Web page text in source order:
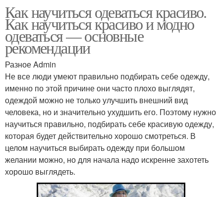
Как научиться одеваться красиво.
Как научиться красиво и модно
одеваться — основные
рекомендации
Разное Admin
Не все люди умеют правильно подбирать себе одежду,
именно по этой причине они часто плохо выглядят,
одеждой можно не только улучшить внешний вид
человека, но и значительно ухудшить его. Поэтому нужно
научиться правильно, подбирать себе красивую одежду,
которая будет действительно хорошо смотреться. В
целом научиться выбирать одежду при большом
желании можно, но для начала надо искренне захотеть
хорошо выглядеть.